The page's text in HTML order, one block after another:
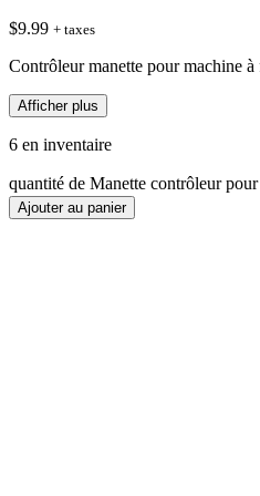
$9.99 + taxes
Contrôleur manette pour machine
Afficher plus
6 en inventaire
quantité de Manette contrôleur
Ajouter au panier